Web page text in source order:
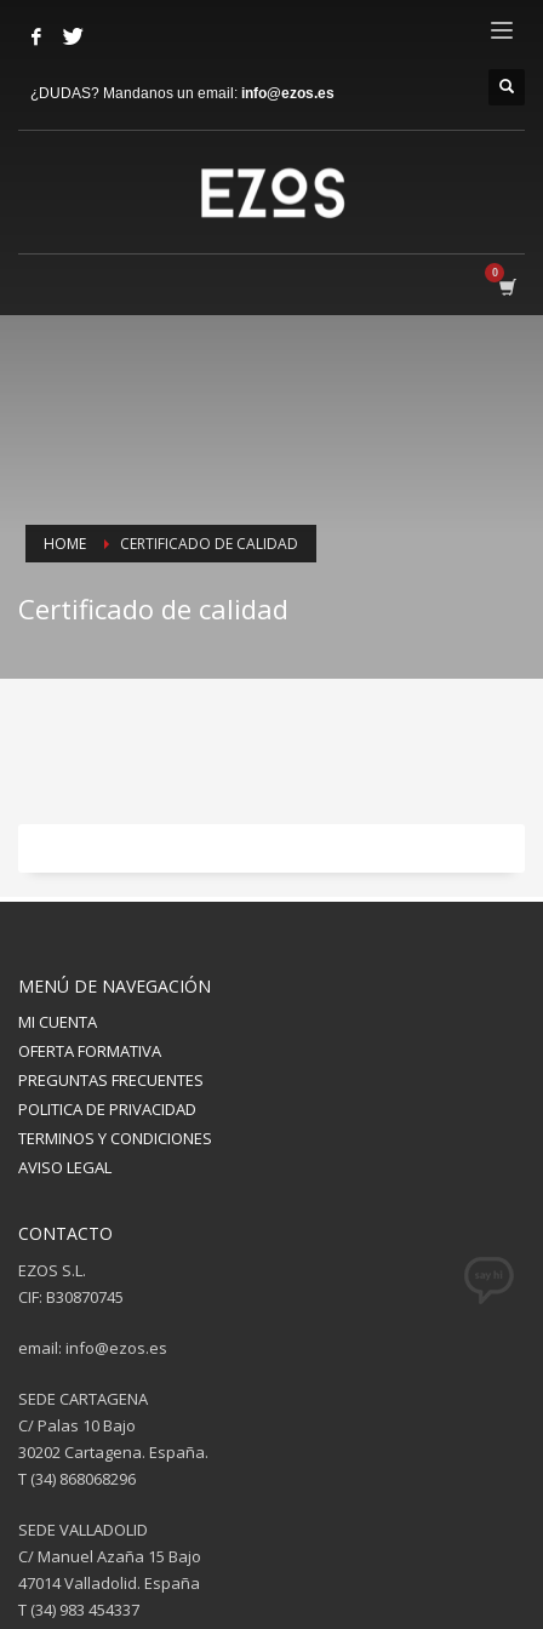
¿DUDAS? Mandanos un email: info@ezos.es
HOME CERTIFICADO DE CALIDAD
Certificado de calidad
MENÚ DE NAVEGACIÓN
MI CUENTA
OFERTA FORMATIVA
PREGUNTAS FRECUENTES
POLITICA DE PRIVACIDAD
TERMINOS Y CONDICIONES
AVISO LEGAL
CONTACTO
EZOS S.L.
CIF: B30870745
email: info@ezos.es
SEDE CARTAGENA
C/ Palas 10 Bajo
30202 Cartagena. España.
T (34) 868068296
SEDE VALLADOLID
C/ Manuel Azaña 15 Bajo
47014 Valladolid. España
T (34) 983 454337